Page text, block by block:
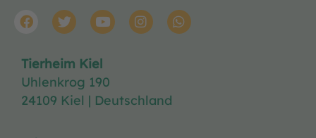
Tierheim Kiel
Uhlenkrog 190
24109 Kiel | Deutschland